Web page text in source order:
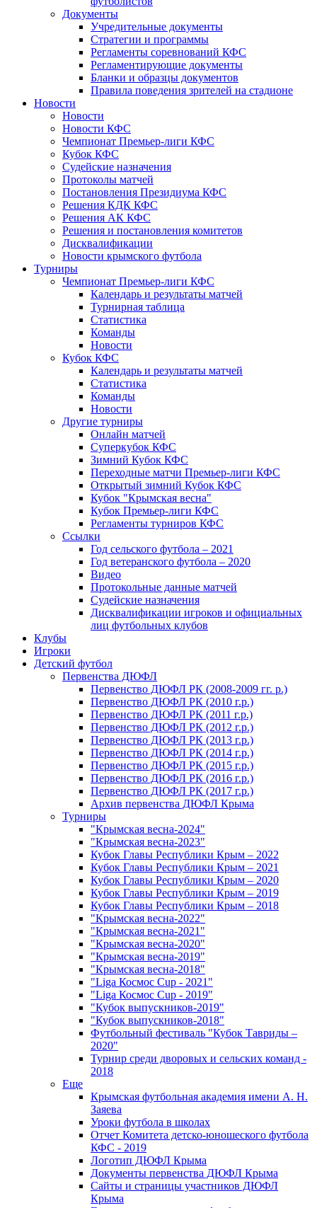
Документы
Учредительные документы
Стратегии и программы
Регламенты соревнований КФС
Регламентирующие документы
Бланки и образцы документов
Правила поведения зрителей на стадионе
Новости
Новости
Новости КФС
Чемпионат Премьер-лиги КФС
Кубок КФС
Судейские назначения
Протоколы матчей
Постановления Президиума КФС
Решения КДК КФС
Решения АК КФС
Решения и постановления комитетов
Дисквалификации
Новости крымского футбола
Турниры
Чемпионат Премьер-лиги КФС
Календарь и результаты матчей
Турнирная таблица
Статистика
Команды
Новости
Кубок КФС
Календарь и результаты матчей
Статистика
Команды
Новости
Другие турниры
Онлайн матчей
Суперкубок КФС
Зимний Кубок КФС
Переходные матчи Премьер-лиги КФС
Открытый зимний Кубок КФС
Кубок "Крымская весна"
Кубок Премьер-лиги КФС
Регламенты турниров КФС
Ссылки
Год сельского футбола – 2021
Год ветеранского футбола – 2020
Видео
Протокольные данные матчей
Судейские назначения
Дисквалификации игроков и официальных
лиц футбольных клубов
Клубы
Игроки
Детский футбол
Первенства ДЮФЛ
Первенство ДЮФЛ РК (2008-2009 гг. р.)
Первенство ДЮФЛ РК (2010 г.р.)
Первенство ДЮФЛ РК (2011 г.р.)
Первенство ДЮФЛ РК (2012 г.р.)
Первенство ДЮФЛ РК (2013 г.р.)
Первенство ДЮФЛ РК (2014 г.р.)
Первенство ДЮФЛ РК (2015 г.р.)
Первенство ДЮФЛ РК (2016 г.р.)
Первенство ДЮФЛ РК (2017 г.р.)
Архив первенства ДЮФЛ Крыма
Турниры
"Крымская весна-2024"
"Крымская весна-2023"
Кубок Главы Республики Крым – 2022
Кубок Главы Республики Крым – 2021
Кубок Главы Республики Крым – 2020
Кубок Главы Республики Крым – 2019
Кубок Главы Республики Крым – 2018
"Крымская весна-2022"
"Крымская весна-2021"
"Крымская весна-2020"
"Крымская весна-2019"
"Крымская весна-2018"
"Liga Космос Cup - 2021"
"Liga Космос Cup - 2019"
"Кубок выпускников-2019"
"Кубок выпускников-2018"
Футбольный фестиваль "Кубок Тавриды –
2020"
Турнир среди дворовых и сельских команд -
2018
Еще
Крымская футбольная академия имени А. Н.
Заяева
Уроки футбола в школах
Отчет Комитета детско-юношеского футбола
КФС - 2019
Логотип ДЮФЛ Крыма
Документы первенства ДЮФЛ Крыма
Сайты и страницы участников ДЮФЛ
Крыма